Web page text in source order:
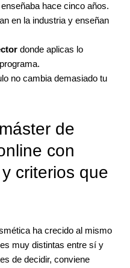
hace cinco años.
en la industria y enseñan
donde aplicas lo
no cambia demasiado tu
de
con
criterios que
ha crecido al mismo
muy distintas entre sí y
de decidir, conviene